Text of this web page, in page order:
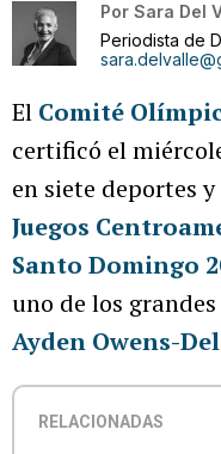
Por Sara Del
Periodista de
El Comité
certificó el
en siete deportes
Juegos
Santo Domingo
uno de los
Ayden Owens-
RELACIONADAS